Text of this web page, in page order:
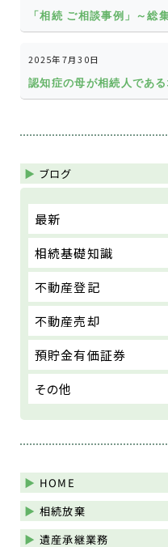
「相続 ご相談事例」～総
2025年7月30日
認知症の母が相続人であ
ブログ
最新
相続基礎知識
不動産登記
不動産売却
預貯金有価証券
その他
HOME
相続放棄
遺産承継業務